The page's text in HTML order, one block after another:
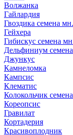
Волжанка
Гайлардия
Гвоздика семена мн.
Гейхера
Гибискус семена
Дельфиниум
Джункус
Камнеломка
Кампсис
Клематис
Колокольчик
Кореопсис
Гравилат
Кортадерия
Красивоплодник